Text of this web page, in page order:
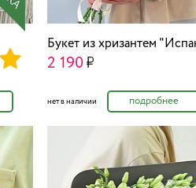
Букет из хризантем
2 190
нет в наличии подробнее